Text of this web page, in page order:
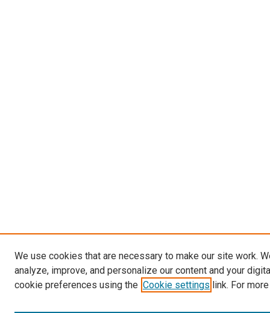
We use cookies that are necessary to make our site work.
analyze, improve, and personalize our content and your
cookie preferences using the Cookie settings link. For